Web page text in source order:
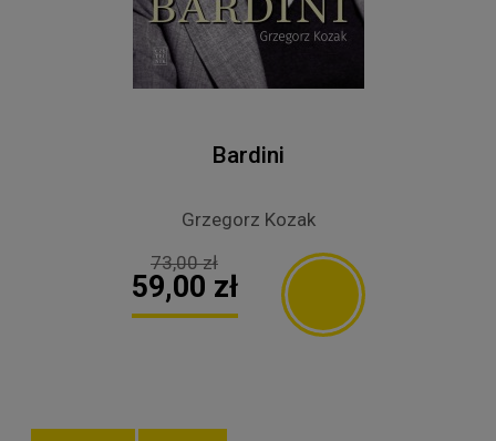
Bardini
Grzegorz Kozak
73,00 zł
59,00 zł